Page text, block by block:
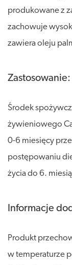
produkowane z
zachowuje
zawiera oleju
Zastosowanie:
Środek
żywieniowego
0-6 miesięcy
postępowaniu
życia do 6.
Informacje
Produkt
w temperaturze